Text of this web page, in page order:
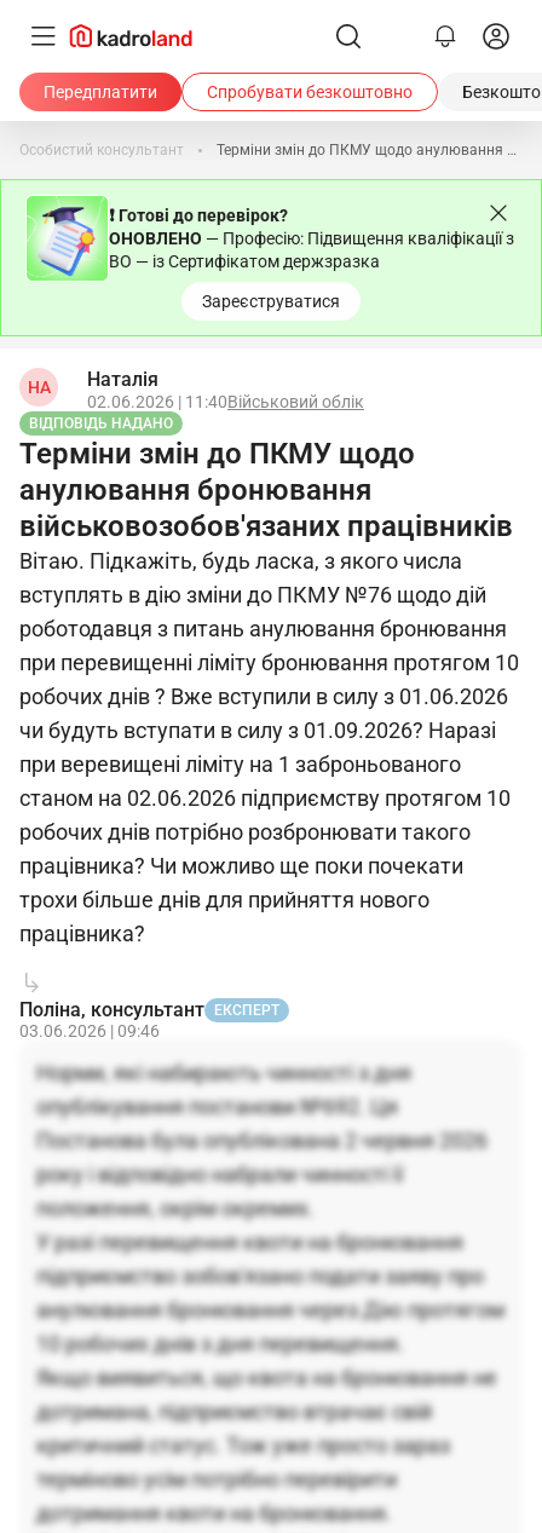
Передплатити Спробувати безкоштовно
Особистий консультант Терміни змін до ПКМУ щодо анулювання бронювання військовозобов'язаних працівників
❗ Готові до перевірок?
ОНОВЛЕНО — Професію: Підвищення кваліфікації з
ВО — із Сертифікатом держзразка
Зареєструватися
НА Наталія
02.06.2026 | 11:40Військовий облік
ВІДПОВІДЬ НАДАНО
Терміни змін до ПКМУ щодо
анулювання бронювання
військовозобов'язаних працівників
Вітаю. Підкажіть, будь ласка, з якого числа
вступлять в дію зміни до ПКМУ №76 щодо дій
роботодавця з питань анулювання бронювання
при перевищенні ліміту бронювання протягом 10
робочих днів ? Вже вступили в силу з 01.06.2026
чи будуть вступати в силу з 01.09.2026? Наразі
при веревищені ліміту на 1 заброньованого
станом на 02.06.2026 підприємству протягом 10
робочих днів потрібно розбронювати такого
працівника? Чи можливо ще поки почекати
трохи більше днів для прийняття нового
працівника?
Поліна, консультант ЕКСПЕРТ
03.06.2026 | 09:46
Норми, які набирають чинності з дня
опублікування постанови №692. Ця
Постанова була опублікована 2 червня 2026
року і відповідно набрали чинності її
положення, окрім окремих.
У разі перевищення квоти на бронювання
підприємство зобов'язано подати заяву про
анулювання бронювання через Дію протягом
10 робочих днів з дня перевищення.
Якщо виявиться, що квота на бронювання не
дотримана, підприємство втрачає свій
критичний статус. Тож уже просто зараз
терміново усім потрібно перевірити
дотримання квоти на бронювання.